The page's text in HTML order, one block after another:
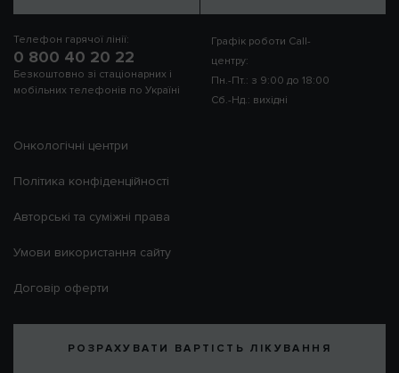
Телефон гарячої лінії:
0 800 40 20 22
Безкоштовно зі стаціонарних і
мобільних телефонів по Україні
Графік роботи Call-
центру:
Пн.-Пт.: з 9:00 до 18:00
Сб.-Нд.: вихідні
Онкологічні центри
Політика конфіденційності
Авторські та суміжні права
Умови використання сайту
Договір оферти
РОЗРАХУВАТИ ВАРТІСТЬ ЛІКУВАННЯ